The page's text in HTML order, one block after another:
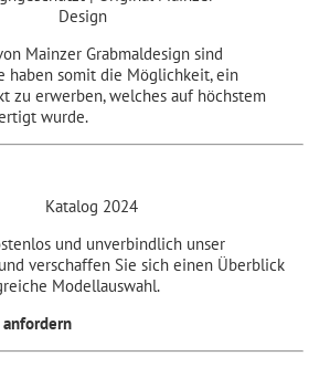
Mainzer Grabmaldesign sind
haben somit die Möglichkeit, ein
zu erwerben, welches auf höchstem
wurde.
und unverbindlich unser
verschaffen Sie sich einen Überblick
Modellauswahl.